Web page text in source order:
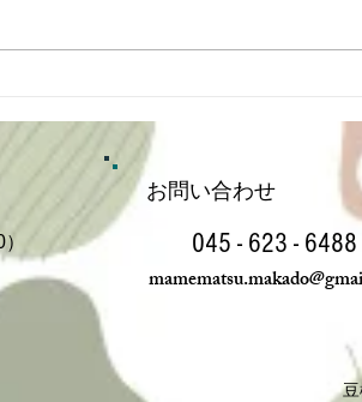
お問い合わせ
045 - 623 - 6488
豆